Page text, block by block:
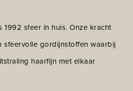
sfeer in huis. Onze kracht
sfeervolle gordijnstoffen waarbij
haarfijn met elkaar